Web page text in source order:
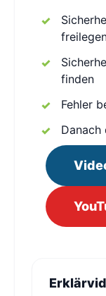
finden
Fehler
Danach